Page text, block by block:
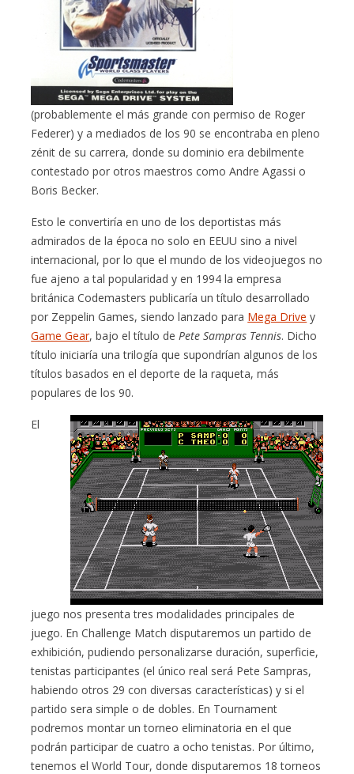
(probablemente el más grande con permiso de Roger
Federer) y a mediados de los 90 se encontraba en pleno
zénit de su carrera, donde su dominio era debilmente
contestado por otros maestros como Andre Agassi o
Boris Becker.
Esto le convertiría en uno de los deportistas más
admirados de la época no solo en EEUU sino a nivel
internacional, por lo que el mundo de los videojuegos no
fue ajeno a tal popularidad y en 1994 la empresa
británica Codemasters publicaría un título desarrollado
por Zeppelin Games, siendo lanzado para Mega Drive y
Game Gear, bajo el título de Pete Sampras Tennis. Dicho
título iniciaría una trilogía que supondrían algunos de los
títulos basados en el deporte de la raqueta, más
populares de los 90.
El
juego nos presenta tres modalidades principales de
juego. En Challenge Match disputaremos un partido de
exhibición, pudiendo personalizarse duración, superficie,
tenistas participantes (el único real será Pete Sampras,
habiendo otros 29 con diversas características) y si el
partido sera simple o de dobles. En Tournament
podremos montar un torneo eliminatoria en el que
podrán participar de cuatro a ocho tenistas. Por último,
tenemos el World Tour, donde disputaremos 18 torneos